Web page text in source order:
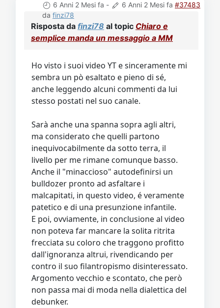
6 Anni 2 Mesi fa - 6 Anni 2 Mesi fa #37483
da finzi78
Risposta da finzi78 al topic Chiaro e
semplice manda un messaggio a MM
Ho visto i suoi video YT e sinceramente mi
sembra un pò esaltato e pieno di sé,
anche leggendo alcuni commenti da lui
stesso postati nel suo canale.
Sarà anche una spanna sopra agli altri,
ma considerato che quelli partono
inequivocabilmente da sotto terra, il
livello per me rimane comunque basso.
Anche il "minaccioso" autodefinirsi un
bulldozer pronto ad asfaltare i
malcapitati, in questo video, é veramente
patetico e di una presunzione infantile.
E poi, ovviamente, in conclusione al video
non poteva far mancare la solita ritrita
frecciata su coloro che traggono profitto
dall'ignoranza altrui, rivendicando per
contro il suo filantropismo disinteressato.
Argomento vecchio e scontato, che però
non passa mai di moda nella dialettica del
debunker.